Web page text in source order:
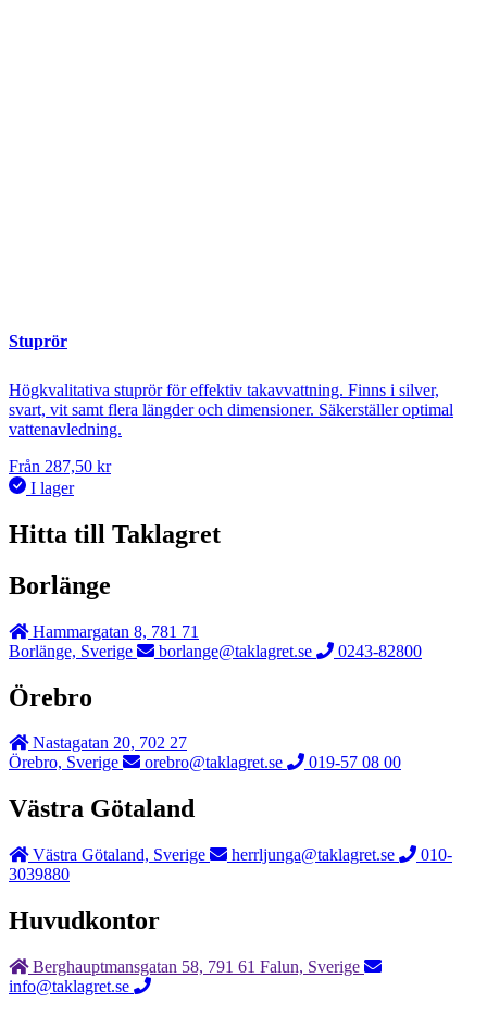
Stuprör
Högkvalitativa stuprör för effektiv takavvattning. Finns i silver,
svart, vit samt flera längder och dimensioner. Säkerställer optimal
vattenavledning.
Från 287,50 kr
I lager
Hitta till Taklagret
Borlänge
Hammargatan 8, 781 71
Borlänge, Sverige
borlange@taklagret.se 0243-82800
Örebro
Nastagatan 20, 702 27
Örebro, Sverige
orebro@taklagret.se 019-57 08 00
Västra Götaland
Västra Götaland, Sverige herrljunga@taklagret.se
010-
3039880
Huvudkontor
Berghauptmansgatan 58, 791 61 Falun, Sverige
info@taklagret.se